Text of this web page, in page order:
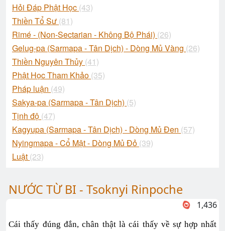
Hỏi Đáp Phật Học (43)
Thiền Tổ Sư (81)
Rimé - (Non-Sectarian - Không Bộ Phái) (26)
Gelug-pa (Sarmapa - Tân Dịch) - Dòng Mủ Vàng (26)
Thiền Nguyên Thủy (41)
Phật Học Tham Khảo (35)
Pháp luận (49)
Sakya-pa (Sarmapa - Tân Dịch) (5)
Tịnh độ (47)
Kagyupa (Sarmapa - Tân Dịch) - Dòng Mủ Đen (57)
Nyingmapa - Cổ Mật - Dòng Mủ Đỏ (39)
Luật (23)
NƯỚC TỪ BI - Tsoknyi Rinpoche
1,436
Cái thấy đúng đắn, chân thật là cái thấy về sự hợp nhất